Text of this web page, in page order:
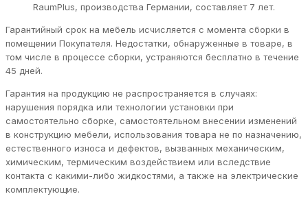
RaumPlus, производства Германии, составляет 7 лет.
Гарантийный срок на мебель исчисляется с момента сборки в
помещении Покупателя. Недостатки, обнаруженные в товаре, в
том числе в процессе сборки, устраняются бесплатно в течение
45 дней.
Гарантия на продукцию не распространяется в случаях:
нарушения порядка или технологии установки при
самостоятельно сборке, самостоятельном внесении изменений
в конструкцию мебели, использования товара не по назначению,
естественного износа и дефектов, вызванных механическим,
химическим, термическим воздействием или вследствие
контакта с какими-либо жидкостями, а также на электрические
комплектующие.